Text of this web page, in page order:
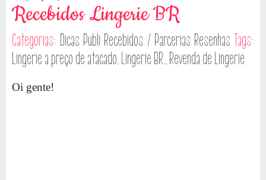
Recebidos Lingerie BR
Categorias: Dicas Publi Recebidos / Parcerias Resenhas Tags:
Lingerie a preço de atacado, Lingerie BR., Revenda de Lingerie
Oi gente!